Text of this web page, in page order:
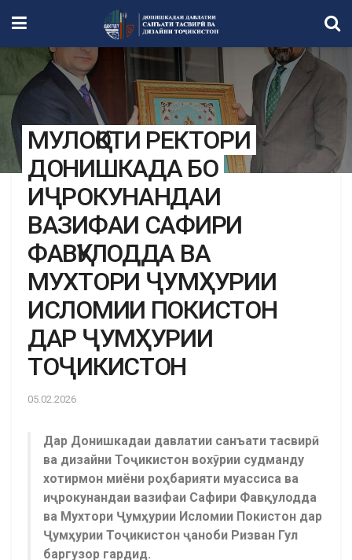
МУЛОҚОТИ РЕКТОРИ
ДОНИШКАДА БО
ИҶРОКУНАНДАИ
ВАЗИФАИ САФИРИ
ФАВҚУЛОДДА ВА
МУХТОРИ ҶУМҲУРИИ
ИСЛОМИИ ПОКИСТОН
ДАР ҶУМҲУРИИ
ТОҶИКИСТОН
05.02.2026
Дар Донишкадаи давлатии санъати тасвирӣ
ва дизайни Тоҷикистон вохӯрии судманду
хотирмон миёни роҳбарияти муассиса ва
иҷрокунандаи вазифаи Сафири Фавқулодда
ва Мухтори Ҷумҳурии Исломии Покистон дар
Ҷумҳурии Тоҷикистон ҷаноби Ризван Гул
баргузор гардид.